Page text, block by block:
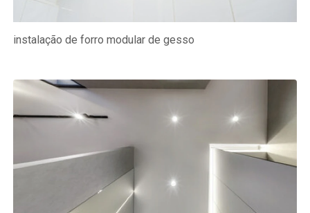
instalação de forro modular de gesso